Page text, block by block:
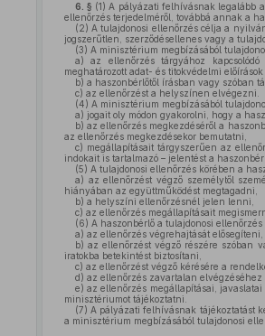
6. § (1) A pályázati felhívásnak legalább a
ellenőrzés terjedelméről, továbbá annak a
(2) A tulajdonosi ellenőrzés célja a
jogszerűtlen, szerződésellenes vagy a
(3) A minisztérium megbízásából
a) az ellenőrzés tárgyához
meghatározott adat- és titokvédelmi
b) a haszonbérlőtől írásban vagy szóban
c) az ellenőrzést a helyszínen elvégezni.
(4) A minisztérium megbízásából
a) jogait oly módon gyakorolni, hogy a
b) az ellenőrzés megkezdéséről a
az ellenőrzés megkezdésekor bemutatni,
c) megállapításait tárgyszerűen az
indokait is tartalmazó – jelentést a
(5) A tulajdonosi ellenőrzés körében a
a) az ellenőrzést végző személytől
hiányában az együttműködést megtagadni,
b) a helyszíni ellenőrzésnél jelen lenni,
c) az ellenőrzés megállapításait
(6) A haszonbérlő a tulajdonosi ellenőrzés
a) az ellenőrzés végrehajtását
b) az ellenőrzést végző részére szóban
iratokba betekintést biztosítani,
c) az ellenőrzést végző kérésére a
d) az ellenőrzés zavartalan
e) az ellenőrzés megállapításai,
minisztériumot tájékoztatni.
(7) A pályázati felhívásnak tájékoztatást
a minisztérium megbízásából tulajdonosi